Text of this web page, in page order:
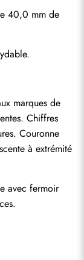
40,0 mm de
marques de
Chiffres
Couronne
à extrémité
avec fermoir